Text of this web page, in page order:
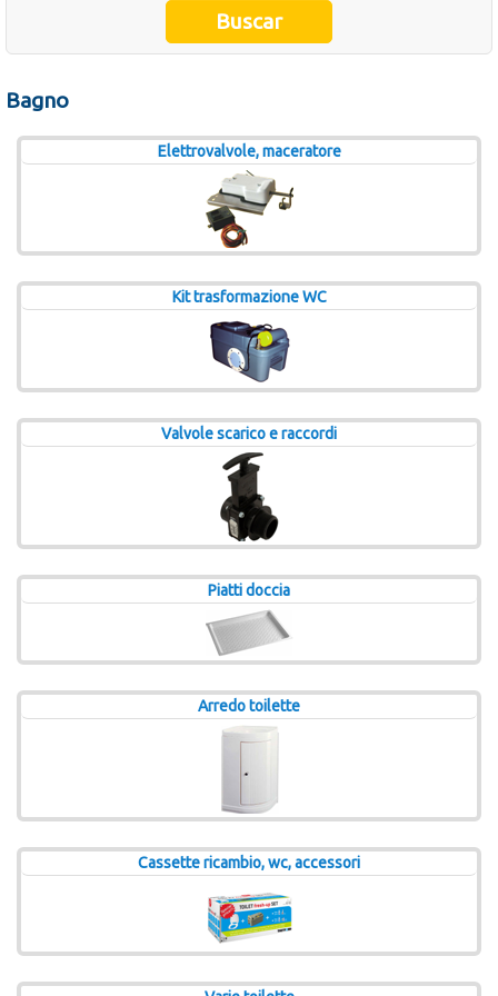
Bagno
Elettrovalvole, maceratore
Kit trasformazione WC
Valvole scarico e raccordi
Piatti doccia
Arredo toilette
Cassette ricambio, wc, accessori